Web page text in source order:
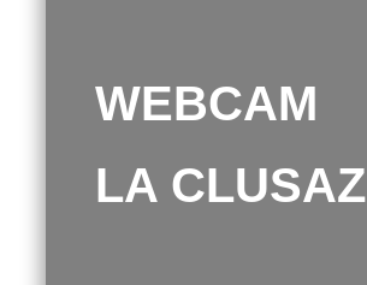
WEBCAM
LA CLUSAZ